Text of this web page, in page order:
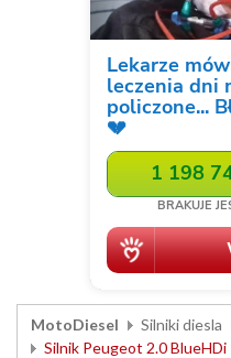
MotoDiesel Silniki diesla
Silnik Peugeot 2.0